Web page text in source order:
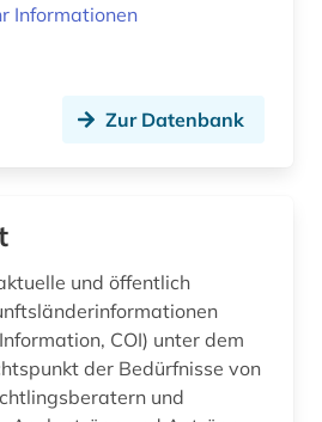
fid lateinamerika (1)
fid nahost-, nordafrika- und islamstudien (3)
forschungsdaten (2)
Informationen
Zur Datenbank
und öffentlich
COI) unter dem
der Bedürfnisse von
und